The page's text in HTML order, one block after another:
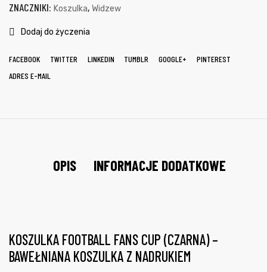
ZNACZNIKI: Koszulka, Widzew
Dodaj do życzenia
FACEBOOK TWITTER LINKEDIN TUMBLR GOOGLE+
PINTEREST
ADRES E-MAIL
OPIS INFORMACJE DODATKOWE
KOSZULKA FOOTBALL FANS CUP (CZARNA) –
BAWEŁNIANA KOSZULKA Z NADRUKIEM